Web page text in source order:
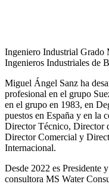
Ingeniero Industrial Grado
Ingenieros Industriales de
Miguel Ángel Sanz ha
profesional en el grupo
en el grupo en 1983, en
puestos en España y en la
Director Técnico, Director
Director Comercial y
Internacional.
Desde 2022 es Presidente
consultora MS Water